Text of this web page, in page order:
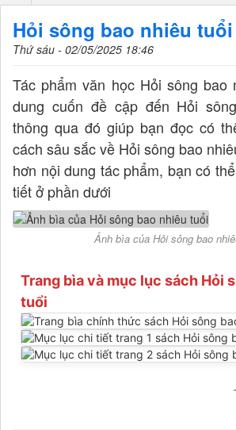
Hỏi sông bao nhiêu tuổi
Thứ sáu - 02/05/2025 18:46
Tác phẩm văn học Hỏi sông bao
dung cuốn đề cập đến Hỏi
thông qua đó giúp bạn đọc có
cách sâu sắc về Hỏi sông bao
hơn nội dung tác phẩm, bạn có
tiết ở phần dưới
Ảnh bìa của Hỏi sông bao
Trang bìa và mục lục sách Hỏi
tuổi